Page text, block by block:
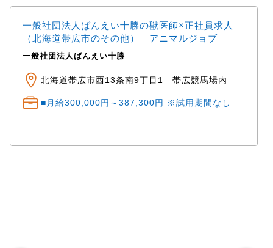
一般社団法人ばんえい十勝の獣医師×正社員求人
（北海道帯広市のその他）｜アニマルジョブ
一般社団法人ばんえい十勝
北海道帯広市西13条南9丁目1 帯広競馬場内
■月給300,000円～387,300円 ※試用期間なし